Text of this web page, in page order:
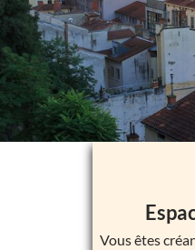
Vous êtes